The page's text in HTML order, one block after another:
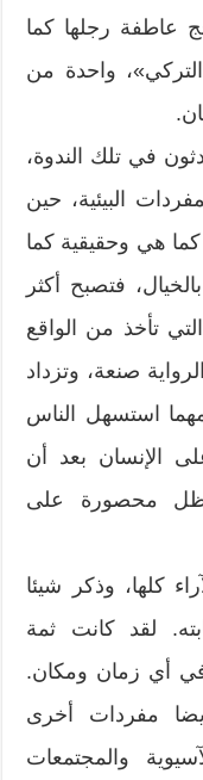
عاطفة رجلها كما
واحدة من
في تلك الندوة،
البيئية، حين
كما هي وحقيقية كما
فتصبح أكثر
تأخذ من الواقع
صنعة، وتزداد
استسهل الناس
الإنسان بعد أن
تظل محصورة على
كلها، وذكر شيئا
لقد كانت ثمة
أي زمان ومكان.
مفردات أخرى
والمجتمعات